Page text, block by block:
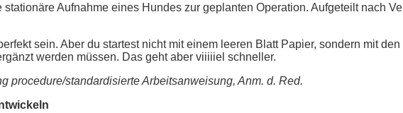
stationäre Aufnahme eines Hundes zur geplanten Operation. Aufgeteilt nach
sein. Aber du startest nicht mit einem leeren Blatt Papier, sondern mit
werden müssen. Das geht aber viiiiiel schneller.
procedure/standardisierte Arbeitsanweisung, Anm. d. Red.